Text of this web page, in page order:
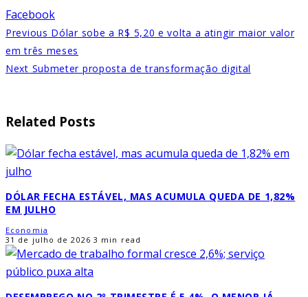
Facebook
Previous Dólar sobe a R$ 5,20 e volta a atingir maior valor
em três meses
Next Submeter proposta de transformação digital
Related Posts
DÓLAR FECHA ESTÁVEL, MAS ACUMULA QUEDA DE 1,82%
EM JULHO
Economia
31 de julho de 2026 3 min read